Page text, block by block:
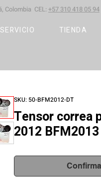
Colombia CEL: +57 310 418 05 94
SERVICIO TIENDA
SKU: 50-BFM2012-DT
Tensor correa
2012 BFM2013